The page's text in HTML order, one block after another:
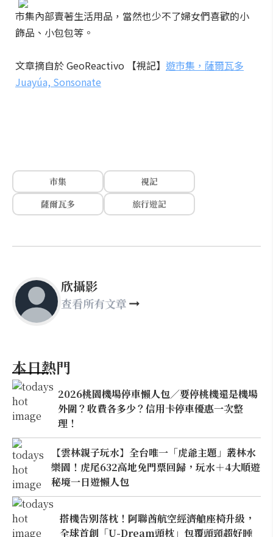
市集內部賣著生活用品，當然也少不了婦女們喜歡的小
飾品、小包包等。
文章摘自於 GeoReactivo 【視記】 遊市集，薩爾瓦多
Juayúa, Sonsonate
市集
視記
薩爾瓦多
旅行遊記
欣攝影
查看所有文章
本日熱門
2026桃園機場停車懶人包／要停桃機還是機場
外圍？收費各多少？信用卡停車優惠一次整
理！
【雲林親子玩水】全台唯一「虎爺主題」叢林水
樂園！虎尾632高地免門票回歸，玩水＋4大順遊
秘境一日遊懶人包
搭機告別落枕！阿聯酋航空經濟艙座椅升級，
全球首創「U-Dream頭枕」包覆頭頸超好睡